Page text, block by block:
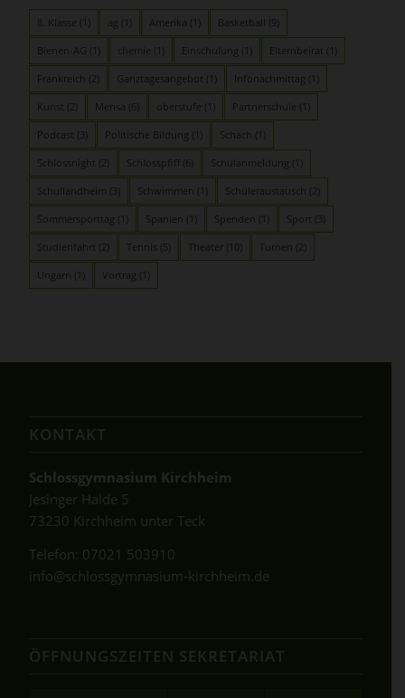
8. Klasse (1) ag (1) Amerika (1) Basketball (9)
Bienen-AG (1) chemie (1) Einschulung (1) Elternbeirat (1)
Frankreich (2) Ganztagesangebot (1) Infonachmittag (1)
Kunst (2) Mensa oberstufe (1) Partnerschule (1)
Podcast (3) Politische Bildung (1) Schach (1)
Schlossnight (2) Schlosspfiff Schulanmeldung (1)
Schullandheim (3) Schwimmen (1) Schüleraustausch (2)
Sommersporttag (1) Spanien (1) Spenden (1) Sport (3)
Studienfahrt (2) Tennis Theater (10) Turnen (2)
Ungarn (1) Vortrag (1)
KONTAKT
Schlossgymnasium Kirchheim
Jesinger Halde 5
73230 Kirchheim unter Teck
Telefon: 07021 503910
info@schlossgymnasium-kirchheim.de
ÖFFNUNGSZEITEN SEKRETARIAT